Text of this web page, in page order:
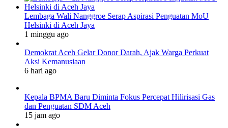
Lembaga Wali Nanggroe Serap Aspirasi Penguatan MoU
Helsinki di Aceh Jaya
1 minggu ago
Demokrat Aceh Gelar Donor Darah, Ajak Warga Perkuat
Aksi Kemanusiaan
6 hari ago
Kepala BPMA Baru Diminta Fokus Percepat Hilirisasi Gas
dan Penguatan SDM Aceh
15 jam ago